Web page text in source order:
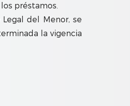
préstamos.
del Menor, se
la vigencia